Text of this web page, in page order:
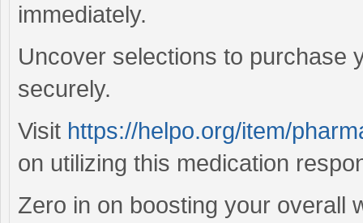
immediately.
Uncover selections to purchase
securely.
Visit https://helpo.org/item/
on utilizing this medication
Zero in on boosting your overall